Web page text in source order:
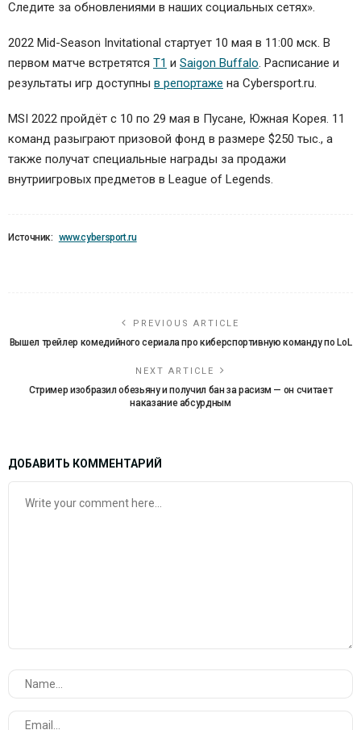
Следите за обновлениями в наших социальных сетях».
2022 Mid-Season Invitational стартует 10 мая в 11:00 мск. В
первом матче встретятся T1 и Saigon Buffalo. Расписание и
результаты игр доступны в репортаже на Cybersport.ru.
MSI 2022 пройдёт с 10 по 29 мая в Пусане, Южная Корея. 11
команд разыграют призовой фонд в размере $250 тыс., а
также получат специальные награды за продажи
внутриигровых предметов в League of Legends.
Источник: www.cybersport.ru
PREVIOUS ARTICLE
Вышел трейлер комедийного сериала про киберспортивную команду по LoL
NEXT ARTICLE
Стример изобразил обезьяну и получил бан за расизм — он считает
наказание абсурдным
ДОБАВИТЬ КОММЕНТАРИЙ